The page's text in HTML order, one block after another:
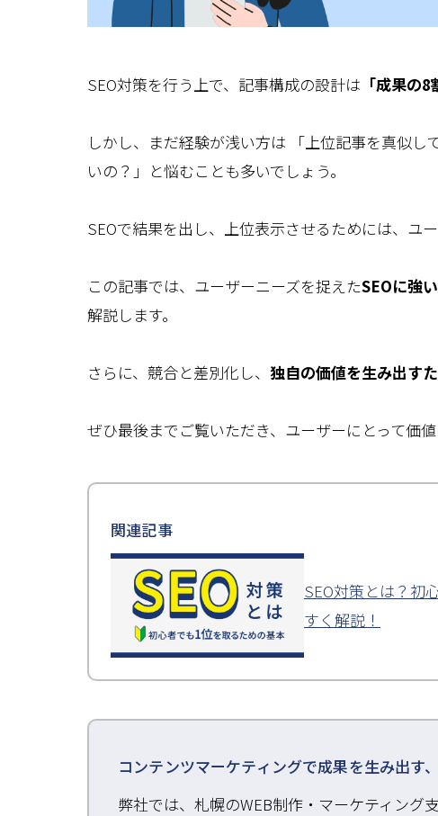
SEO対策を行う上で、記事構成の設計は 「成果の8
しかし、まだ経験が浅い方は 「上位記事を真似
いの？」と悩むことも多いでしょう。
SEOで結果を出し、上位表示させるためには、ユ
この記事では、ユーザーニーズを捉えたSEOに強
解説します。
さらに、競合と差別化し、 独自の価値を生み出す
ぜひ最後までご覧いただき、ユーザーにとって価
関連記事
SEO対策とは？初
すく解説！
コンテンツマーケティングで成果を生み出す
弊社では、札幌のWEB制作・マーケティング